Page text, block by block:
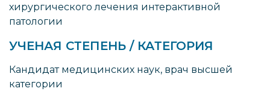
хирургического лечения интерактивной
патологии
УЧЕНАЯ СТЕПЕНЬ / КАТЕГОРИЯ
Кандидат медицинских наук, врач высшей
категории